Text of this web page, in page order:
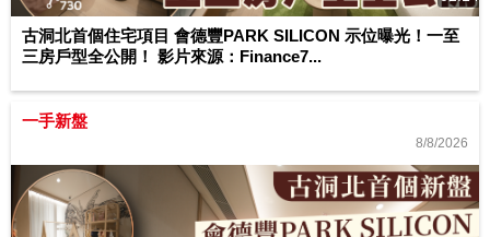
古洞北首個住宅項目 會德豐PARK SILICON 示位曝光！一至
三房戶型全公開！ 影片來源：Finance7...
一手新盤
8/8/2026